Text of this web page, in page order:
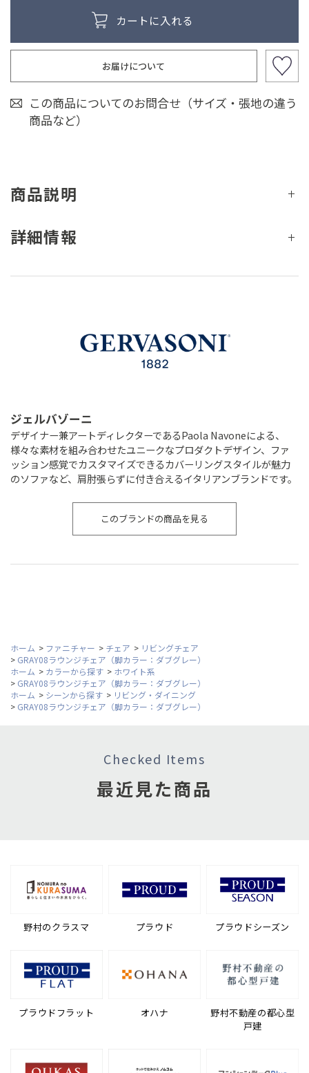
お届けについて
この商品についてのお問合せ（サイズ・張地の違う
商品など）
商品説明
詳細情報
ジェルバゾーニ
デザイナー兼アートディレクターであるPaola Navoneによる、
様々な素材を組み合わせたユニークなプロダクトデザイン、ファ
ッション感覚でカスタマイズできるカバーリングスタイルが魅力
のソファなど、肩肘張らずに付き合えるイタリアンブランドです。
このブランドの商品を見る
ホーム > ファニチャー > チェア > リビングチェア
> GRAY08ラウンジチェア（脚カラー：ダブグレー）
ホーム > カラーから探す > ホワイト系
> GRAY08ラウンジチェア（脚カラー：ダブグレー）
ホーム > シーンから探す > リビング・ダイニング
> GRAY08ラウンジチェア（脚カラー：ダブグレー）
Checked Items
最近見た商品
野村のクラスマ プラウド プラウドシーズン
プラウドフラット オハナ
野村不動産の都心型
戸建